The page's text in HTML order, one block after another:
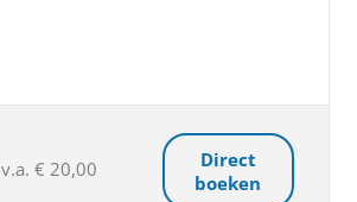
v.a. € 20,00
Direct
boeken